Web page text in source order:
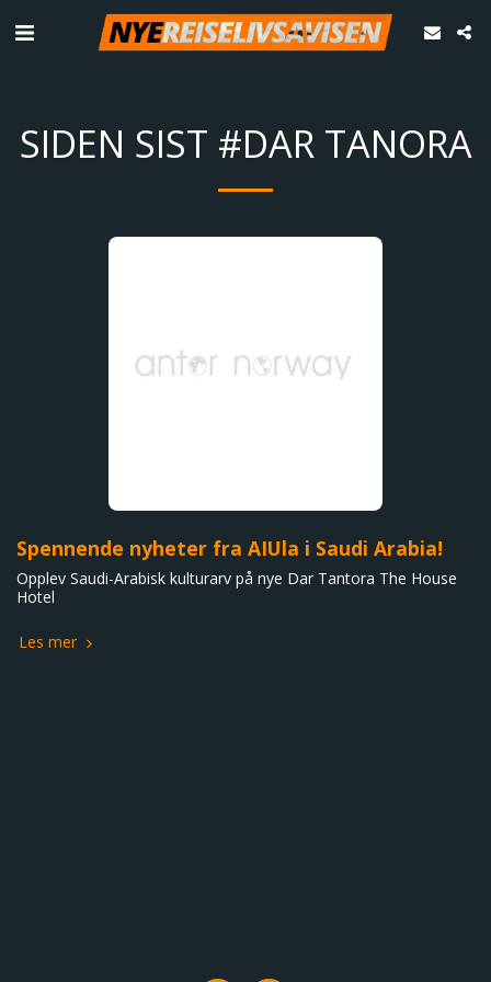
SIDEN SIST #DAR TANORA
Spennende nyheter fra AIUla i Saudi Arabia!
Opplev Saudi-Arabisk kulturarv på nye Dar Tantora The House
Hotel
Les mer